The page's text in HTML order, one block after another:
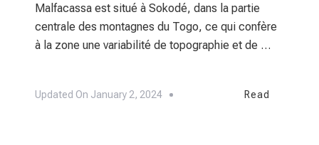
Malfacassa est situé à Sokodé, dans la partie
centrale des montagnes du Togo, ce qui confère
à la zone une variabilité de topographie et de …
Updated On January 2, 2024 Read